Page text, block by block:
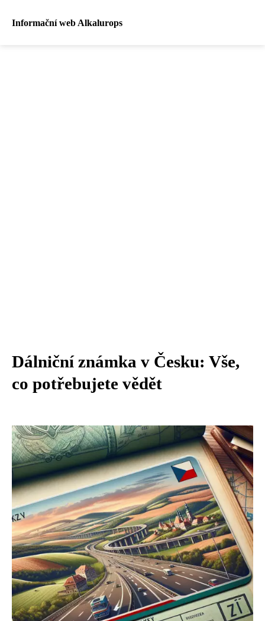
Informační web Alkalurops
Dálniční známka v Česku: Vše,
co potřebujete vědět